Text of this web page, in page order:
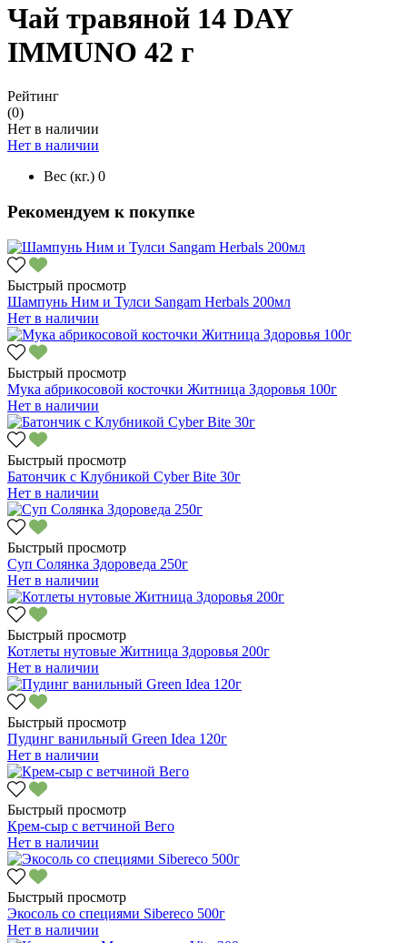
Чай травяной 14 DAY
IMMUNO 42 г
Рейтинг
(0)
Нет в наличии
Нет в наличии
Вес (кг.) 0
Рекомендуем к покупке
Быстрый просмотр
Шампунь Ним и Тулси Sangam Herbals 200мл
Нет в наличии
Быстрый просмотр
Мука абрикосовой косточки Житница Здоровья 100г
Нет в наличии
Быстрый просмотр
Батончик с Клубникой Cyber Bite 30г
Нет в наличии
Быстрый просмотр
Суп Солянка Здороведа 250г
Нет в наличии
Быстрый просмотр
Котлеты нутовые Житница Здоровья 200г
Нет в наличии
Быстрый просмотр
Пудинг ванильный Green Idea 120г
Нет в наличии
Быстрый просмотр
Крем-сыр с ветчиной Вего
Нет в наличии
Быстрый просмотр
Экосоль со специями Sibereco 500г
Нет в наличии